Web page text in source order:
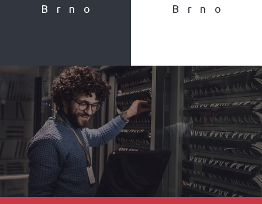
Brno Brno